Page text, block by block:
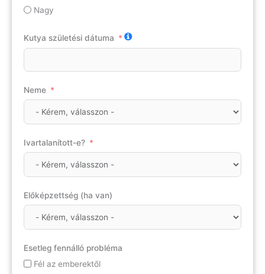
Nagy
Kutya születési dátuma
Neme
Ivartalanított-e?
Előképzettség (ha van)
Esetleg fennálló probléma
Fél az emberektől